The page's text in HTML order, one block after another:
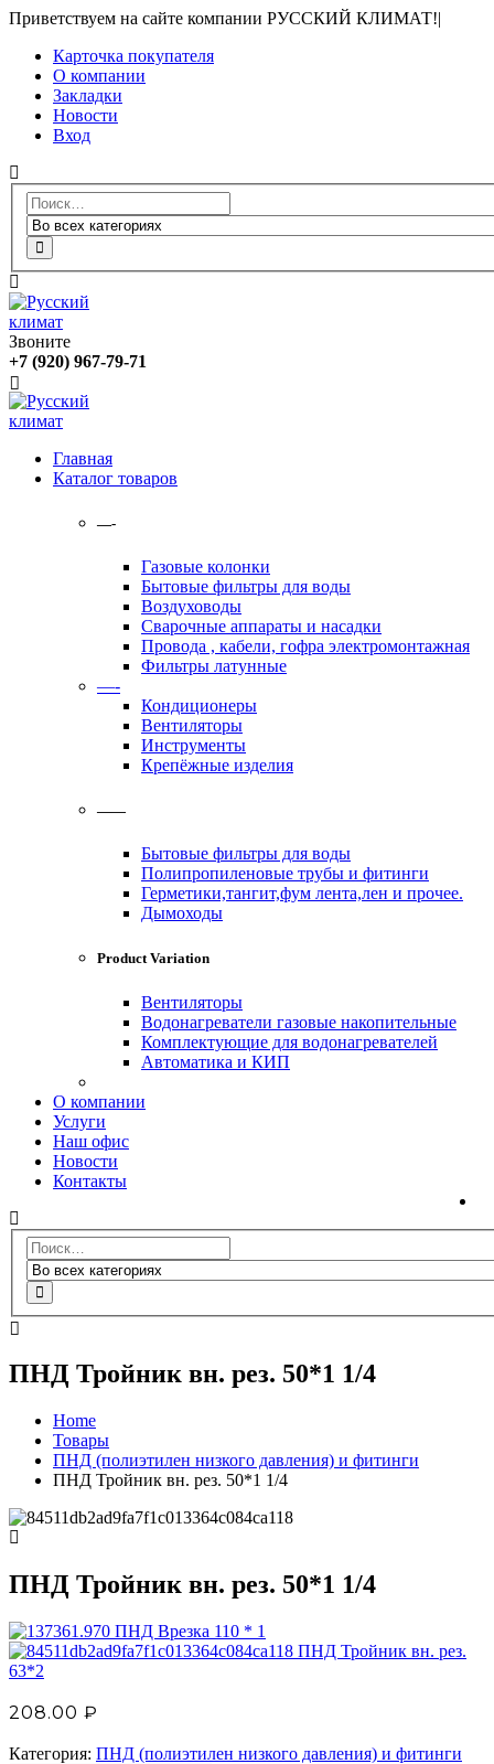
Приветствуем на сайте компании РУССКИЙ КЛИМАТ!|
Карточка покупателя
О компании
Закладки
Новости
Вход
Звоните
+7 (920) 967-79-71
Главная
Каталог товаров
—-
Газовые колонки
Бытовые фильтры для воды
Воздуховоды
Сварочные аппараты и насадки
Провода , кабели, гофра электромонтажная
Фильтры латунные
—-
Кондиционеры
Вентиляторы
Инструменты
Крепёжные изделия
——
Бытовые фильтры для воды
Полипропиленовые трубы и фитинги
Герметики,тангит,фум лента,лен и прочее.
Дымоходы
Product Variation
Вентиляторы
Водонагреватели газовые накопительные
Комплектующие для водонагревателей
Автоматика и КИП
О компании
Услуги
Наш офис
Новости
Контакты
ПНД Тройник вн. рез. 50*1 1/4
Home
Товары
ПНД (полиэтилен низкого давления) и фитинги
ПНД Тройник вн. рез. 50*1 1/4
ПНД Тройник вн. рез. 50*1 1/4
ПНД Врезка 110 * 1
ПНД Тройник вн. рез.
63*2
208.00 ₽
Категория: ПНД (полиэтилен низкого давления) и фитинги